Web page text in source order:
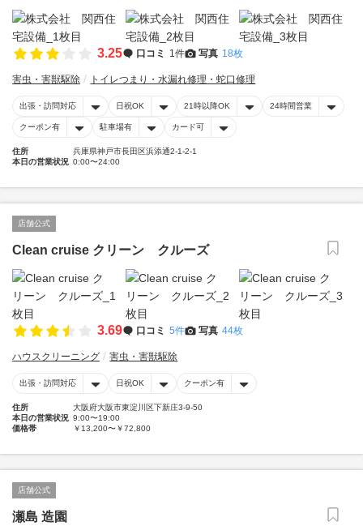
3.25 口コミ 1件 写真 18枚
害虫・害獣駆除 トイレつまり・水漏れ修理・蛇口修理
出張・訪問対応 日祝OK 21時以降OK 24時間営業
クーポン有 駐車場有 カード可
住所
兵庫県神戸市長田区浜添通2-1-2-1
本日の営業状況 0:00〜24:00
店舗公式
Clean cruise クリーン クルーズ
3.69 口コミ 5件 写真 44枚
ハウスクリーニング 害虫・害獣駆除
出張・訪問対応 日祝OK クーポン有
住所
大阪府大阪市東淀川区下新庄3-9-50
本日の営業状況 9:00〜19:00
価格帯
￥13,200〜￥72,800
店舗公式
瀬島 造園